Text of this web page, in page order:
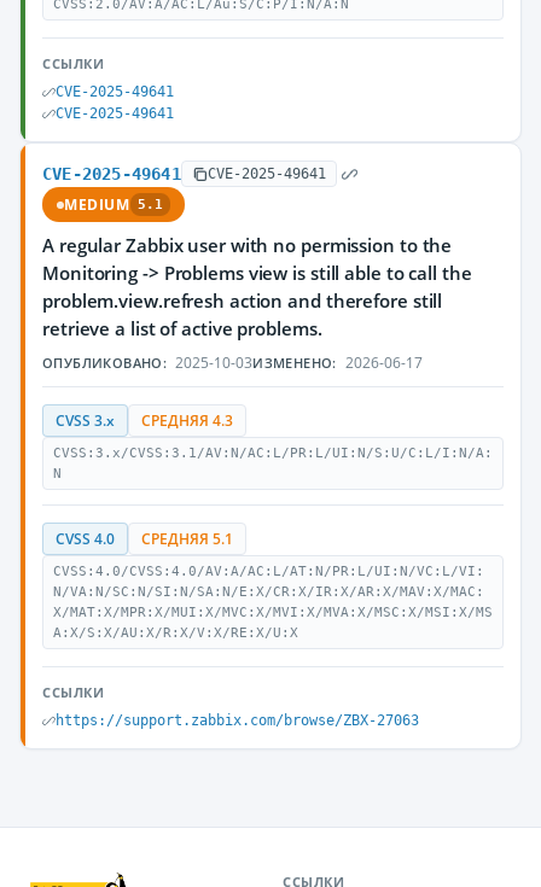
CVSS:2.0/AV:A/AC:L/Au:S/C:P/I:N/A:N
ССЫЛКИ
CVE-2025-49641
CVE-2025-49641
CVE-2025-49641 CVE-2025-49641
MEDIUM 5.1
A regular Zabbix user with no permission to the
Monitoring -> Problems view is still able to call the
problem.view.refresh action and therefore still
retrieve a list of active problems.
ОПУБЛИКОВАНО: 2025-10-03ИЗМЕНЕНО: 2026-06-17
CVSS 3.x СРЕДНЯЯ 4.3
CVSS:3.x/CVSS:3.1/AV:N/AC:L/PR:L/UI:N/S:U/C:L/I:N/A:
N
CVSS 4.0 СРЕДНЯЯ 5.1
CVSS:4.0/CVSS:4.0/AV:A/AC:L/AT:N/PR:L/UI:N/VC:L/VI:
N/VA:N/SC:N/SI:N/SA:N/E:X/CR:X/IR:X/AR:X/MAV:X/MAC:
X/MAT:X/MPR:X/MUI:X/MVC:X/MVI:X/MVA:X/MSC:X/MSI:X/MS
A:X/S:X/AU:X/R:X/V:X/RE:X/U:X
ССЫЛКИ
https://support.zabbix.com/browse/ZBX-27063
ССЫЛКИ